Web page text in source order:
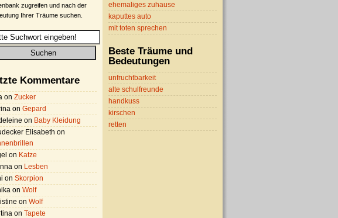
zugreifen und nach der
Ihrer Träume suchen.
Kommentare
on Zucker
on Gepard
on Baby Kleidung
Elisabeth on
on Katze
on Lesben
on Skorpion
on Wolf
on Wolf
on Tapete
ehemaliges zuhause
kaputtes auto
mit toten sprechen
Beste Träume und
Bedeutungen
unfruchtbarkeit
alte schulfreunde
handkuss
kirschen
retten